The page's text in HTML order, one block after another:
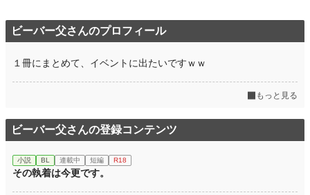
ビーバー父さんのプロフィール
１冊にまとめて、イベントに出たいですｗｗ
もっと見る
ビーバー父さんの登録コンテンツ
小説 BL 連載中 短編 R18
その執着は今更です。